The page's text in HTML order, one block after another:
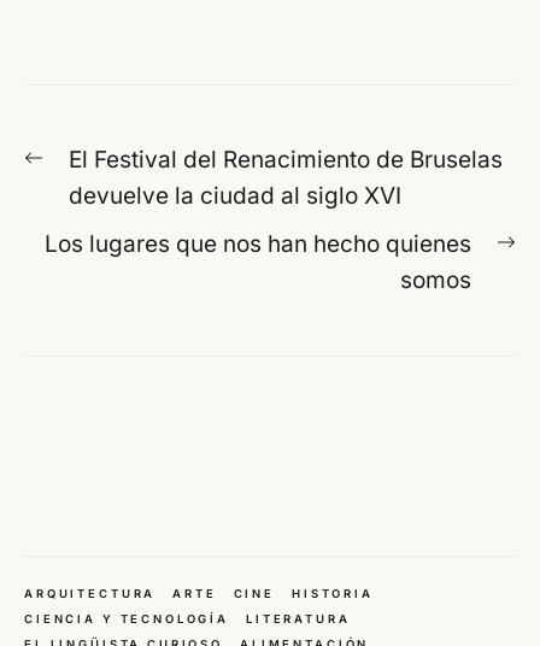
Navegación
entradas
Entrada
anterior:
El Festival del Renacimiento de Bruselas
devuelve la ciudad al siglo XVI
Los lugares que nos han hecho quienes
somos
ARQUITECTURA ARTE CINE
HISTORIA
CIENCIA Y TECNOLOGÍA
LITERATURA